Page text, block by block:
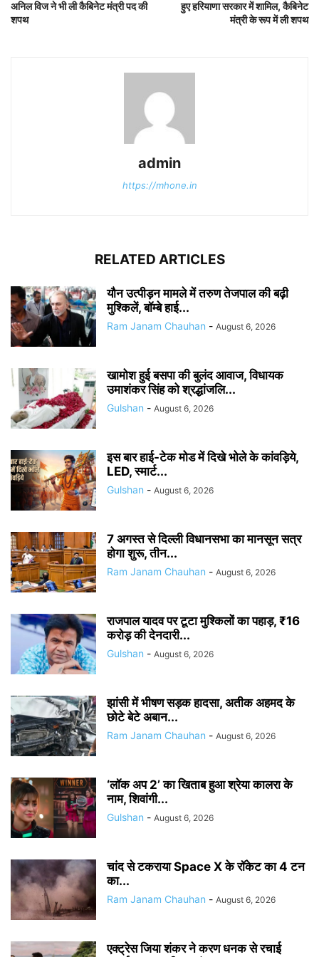
अनिल विज ने भी ली कैबिनेट मंत्री पद की
शपथ
हुए हरियाणा सरकार में शामिल, कैबिनेट
मंत्री के रूप में ली शपथ
admin
https://mhone.in
RELATED ARTICLES
यौन उत्पीड़न मामले में तरुण तेजपाल की बढ़ी
मुश्किलें, बॉम्बे हाई...
Ram Janam Chauhan - August 6, 2026
खामोश हुई बसपा की बुलंद आवाज, विधायक
उमाशंकर सिंह को श्रद्धांजलि...
Gulshan - August 6, 2026
इस बार हाई-टेक मोड में दिखे भोले के कांवड़िये,
LED, स्मार्ट...
Gulshan - August 6, 2026
7 अगस्त से दिल्ली विधानसभा का मानसून सत्र
होगा शुरू, तीन...
Ram Janam Chauhan - August 6, 2026
राजपाल यादव पर टूटा मुश्किलों का पहाड़, ₹16
करोड़ की देनदारी...
Gulshan - August 6, 2026
झांसी में भीषण सड़क हादसा, अतीक अहमद के
छोटे बेटे अबान...
Ram Janam Chauhan - August 6, 2026
‘लॉक अप 2’ का खिताब हुआ श्रेया कालरा के
नाम, शिवांगी...
Gulshan - August 6, 2026
चांद से टकराया Space X के रॉकेट का 4 टन
का...
Ram Janam Chauhan - August 6, 2026
एक्ट्रेस जिया शंकर ने करण धनक से रचाई